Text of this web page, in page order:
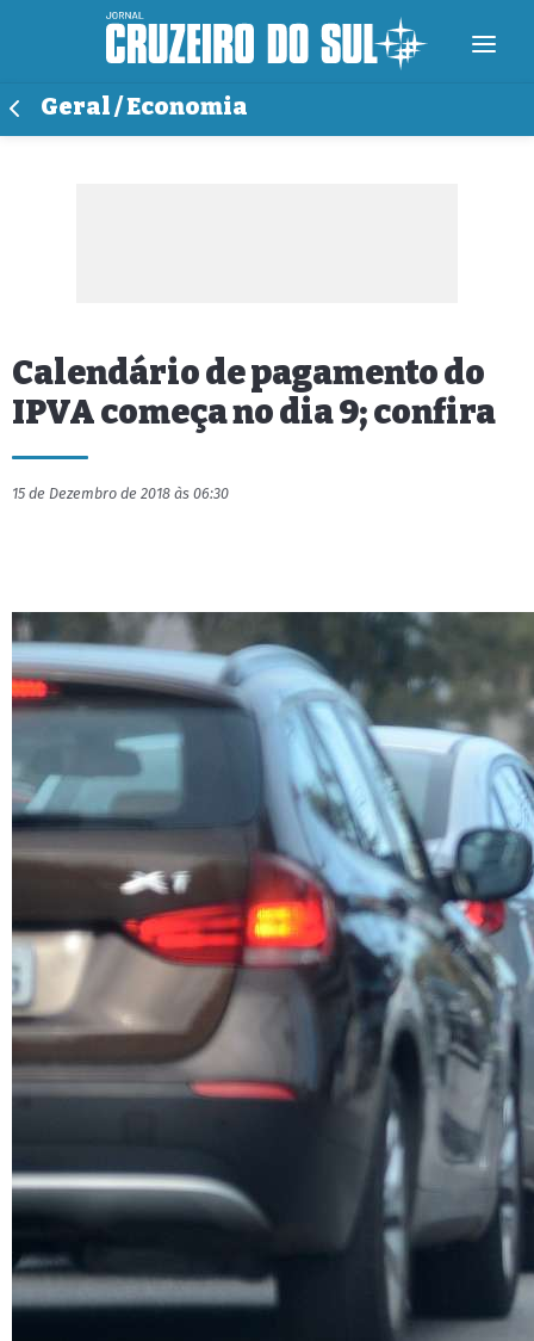
Geral / Economia
Calendário de pagamento do
IPVA começa no dia 9; confira
15 de Dezembro de 2018 às 06:30